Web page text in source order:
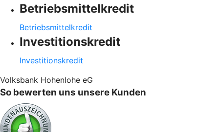
Betriebsmittelkredit
Betriebsmittelkredit
Investitionskredit
Investitionskredit
Volksbank Hohenlohe eG
So bewerten uns unsere Kunden